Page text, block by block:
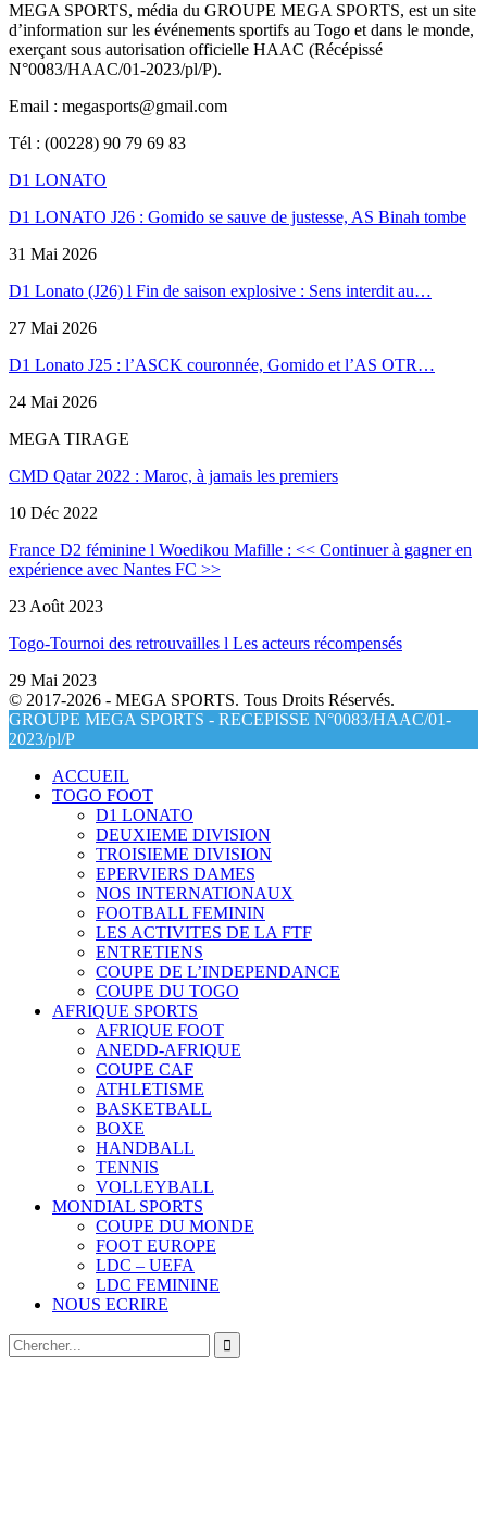
MEGA SPORTS, média du GROUPE MEGA SPORTS, est un site
d’information sur les événements sportifs au Togo et dans le monde,
exerçant sous autorisation officielle HAAC (Récépissé
N°0083/HAAC/01-2023/pl/P).
Email : megasports@gmail.com
Tél : (00228) 90 79 69 83
D1 LONATO
D1 LONATO J26 : Gomido se sauve de justesse, AS Binah tombe
31 Mai 2026
D1 Lonato (J26) l Fin de saison explosive : Sens interdit au…
27 Mai 2026
D1 Lonato J25 : l’ASCK couronnée, Gomido et l’AS OTR…
24 Mai 2026
MEGA TIRAGE
CMD Qatar 2022 : Maroc, à jamais les premiers
10 Déc 2022
France D2 féminine l Woedikou Mafille : << Continuer à gagner en
expérience avec Nantes FC >>
23 Août 2023
Togo-Tournoi des retrouvailles l Les acteurs récompensés
29 Mai 2023
© 2017-2026 - MEGA SPORTS. Tous Droits Réservés.
GROUPE MEGA SPORTS - RECEPISSE N°0083/HAAC/01-
2023/pl/P
ACCUEIL
TOGO FOOT
D1 LONATO
DEUXIEME DIVISION
TROISIEME DIVISION
EPERVIERS DAMES
NOS INTERNATIONAUX
FOOTBALL FEMININ
LES ACTIVITES DE LA FTF
ENTRETIENS
COUPE DE L’INDEPENDANCE
COUPE DU TOGO
AFRIQUE SPORTS
AFRIQUE FOOT
ANEDD-AFRIQUE
COUPE CAF
ATHLETISME
BASKETBALL
BOXE
HANDBALL
TENNIS
VOLLEYBALL
MONDIAL SPORTS
COUPE DU MONDE
FOOT EUROPE
LDC – UEFA
LDC FEMININE
NOUS ECRIRE